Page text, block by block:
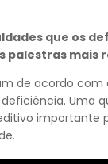
Voltar
que os
palestras mais
de acordo com
Uma
importante